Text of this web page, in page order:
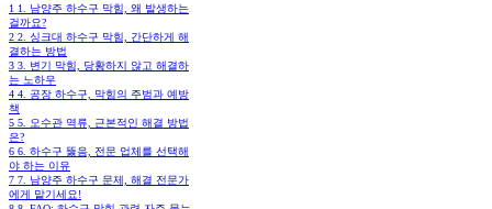
1 1. 남양주 하수구 막힘, 왜 발생하는
걸까요?
2 2. 싱크대 하수구 막힘, 간단하게 해
결하는 방법
3 3. 변기 막힘, 당황하지 않고 해결하
는 노하우
4 4. 공장 하수구, 막힘의 주범과 예방
책
5 5. 오수관 역류, 근본적인 해결 방법
은?
6 6. 하수구 뚫음, 전문 업체를 선택해
야 하는 이유
7 7. 남양주 하수구 문제, 해결 전문가
에게 맡기세요!